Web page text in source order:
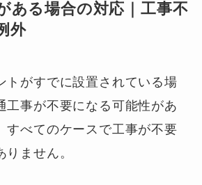
ある場合の対応｜工事不
外
トがすでに設置されている場
工事が不要になる可能性があ
すべてのケースで工事が不要
ません。